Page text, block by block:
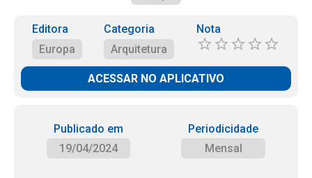
Editora
Europa
Categoria
Arquitetura
Nota
ACESSAR NO APLICATIVO
Publicado em
19/04/2024
Periodicidade
Mensal